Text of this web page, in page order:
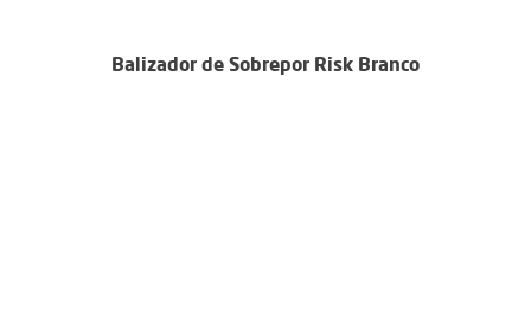
Balizador de Sobrepor Risk Branco